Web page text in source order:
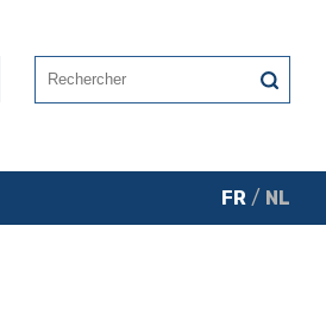
FR / NL